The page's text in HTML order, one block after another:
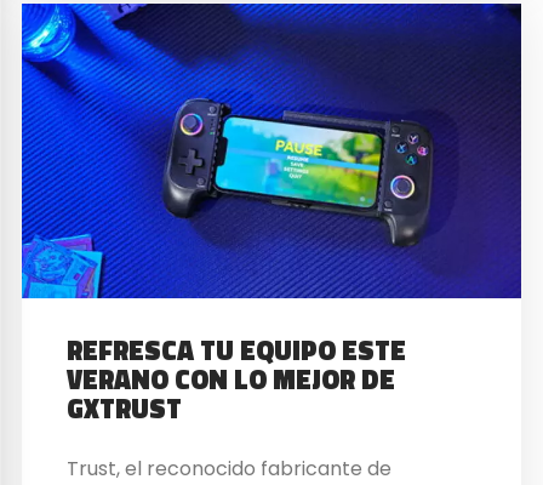
REFRESCA TU EQUIPO ESTE
VERANO CON LO MEJOR DE
GXTRUST
Trust, el reconocido fabricante de